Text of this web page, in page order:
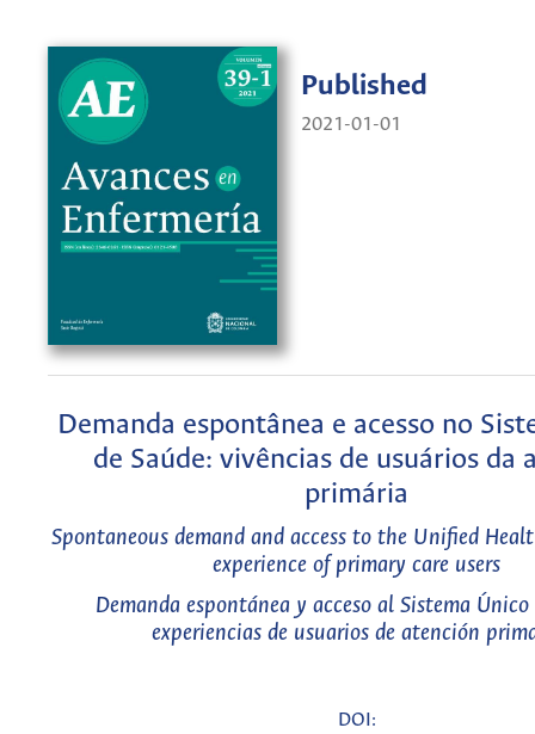
Published
2021-01-01
Demanda espontânea e acesso no
de Saúde: vivências de usuários da
primária
Spontaneous demand and access to the Unified
experience of primary care users
Demanda espontánea y acceso al Sistema Único
experiencias de usuarios de atención
DOI: